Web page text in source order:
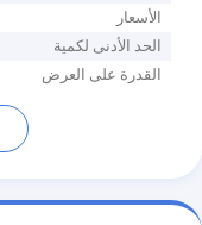
الأسعار
الحد الأدنى لكمية
القدرة على العرض